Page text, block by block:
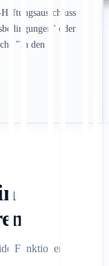
oder
"In den
Funktionen